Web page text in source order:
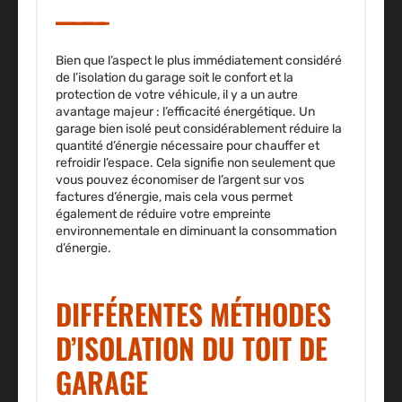
Bien que l’aspect le plus immédiatement considéré
de l’isolation du garage soit le confort et la
protection de votre véhicule, il y a un autre
avantage majeur : l’efficacité énergétique. Un
garage bien isolé peut considérablement réduire la
quantité d’énergie nécessaire pour chauffer et
refroidir l’espace. Cela signifie non seulement que
vous pouvez économiser de l’argent sur vos
factures d’énergie, mais cela vous permet
également de réduire votre empreinte
environnementale en diminuant la consommation
d’énergie.
DIFFÉRENTES MÉTHODES
D’ISOLATION DU TOIT DE
GARAGE